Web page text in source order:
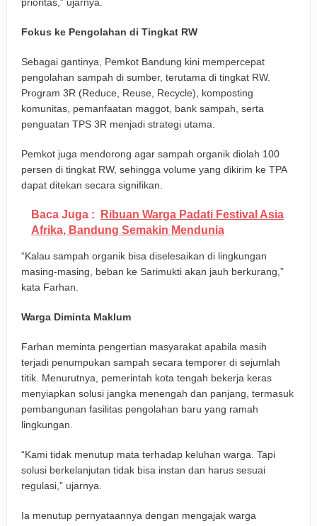
prioritas,” ujarnya.
Fokus ke Pengolahan di Tingkat RW
Sebagai gantinya, Pemkot Bandung kini mempercepat
pengolahan sampah di sumber, terutama di tingkat RW.
Program 3R (Reduce, Reuse, Recycle), komposting
komunitas, pemanfaatan maggot, bank sampah, serta
penguatan TPS 3R menjadi strategi utama.
Pemkot juga mendorong agar sampah organik diolah 100
persen di tingkat RW, sehingga volume yang dikirim ke TPA
dapat ditekan secara signifikan.
Baca Juga :
Ribuan Warga Padati Festival Asia
Afrika, Bandung Semakin Mendunia
“Kalau sampah organik bisa diselesaikan di lingkungan
masing-masing, beban ke Sarimukti akan jauh berkurang,”
kata Farhan.
Warga Diminta Maklum
Farhan meminta pengertian masyarakat apabila masih
terjadi penumpukan sampah secara temporer di sejumlah
titik. Menurutnya, pemerintah kota tengah bekerja keras
menyiapkan solusi jangka menengah dan panjang, termasuk
pembangunan fasilitas pengolahan baru yang ramah
lingkungan.
“Kami tidak menutup mata terhadap keluhan warga. Tapi
solusi berkelanjutan tidak bisa instan dan harus sesuai
regulasi,” ujarnya.
Ia menutup pernyataannya dengan mengajak warga